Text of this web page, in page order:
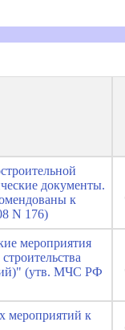
документы.
к
N 176)
мероприятия
(утв. МЧС РФ
мероприятий к